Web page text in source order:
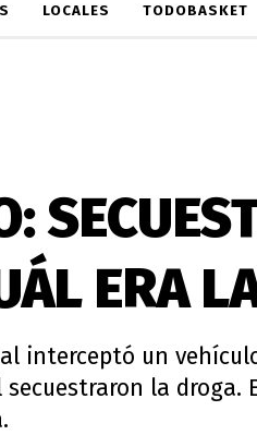
LOCALES TODOBASKET
ERA
interceptó un
la droga.